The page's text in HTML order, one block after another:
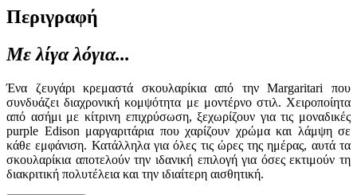
Περιγραφή
Με λίγα λόγια...
Ένα ζευγάρι κρεμαστά σκουλαρίκια από την Margaritari που
συνδυάζει διαχρονική κομψότητα με μοντέρνο στιλ. Χειροποίητα
από ασήμι με κίτρινη επιχρύσωση, ξεχωρίζουν για τις μοναδικές
purple Edison μαργαριτάρια που χαρίζουν χρώμα και λάμψη σε
κάθε εμφάνιση. Κατάλληλα για όλες τις ώρες της ημέρας, αυτά τα
σκουλαρίκια αποτελούν την ιδανική επιλογή για όσες εκτιμούν τη
διακριτική πολυτέλεια και την ιδιαίτερη αισθητική.